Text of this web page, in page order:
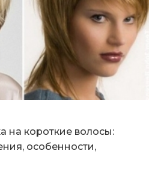
на короткие волосы:
особенности,